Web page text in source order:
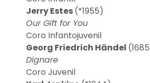
Jerry Estes(*1955)
Our Gift for You
Coro Infantojuvenil
Georg Friedrich Händel
Dignare
Coro Juvenil